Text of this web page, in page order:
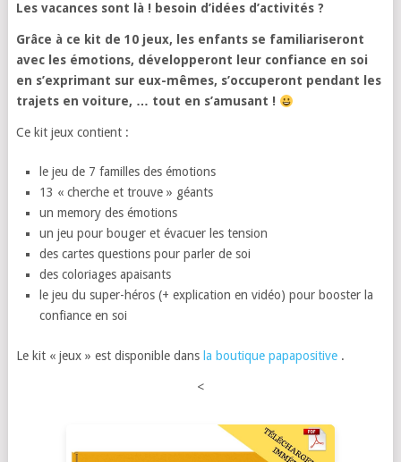
Les vacances sont là ! besoin d’idées d’activités ?
Grâce à ce kit de 10 jeux, les enfants se familiariseront
avec les émotions, développeront leur confiance en soi
en s’exprimant sur eux-mêmes, s’occuperont pendant les
trajets en voiture, … tout en s’amusant !
Ce kit jeux contient :
le jeu de 7 familles des émotions
13 « cherche et trouve » géants
un memory des émotions
un jeu pour bouger et évacuer les tension
des cartes questions pour parler de soi
des coloriages apaisants
le jeu du super-héros (+ explication en vidéo) pour booster la
confiance en soi
Le kit « jeux » est disponible dansla boutique papapositive.
<